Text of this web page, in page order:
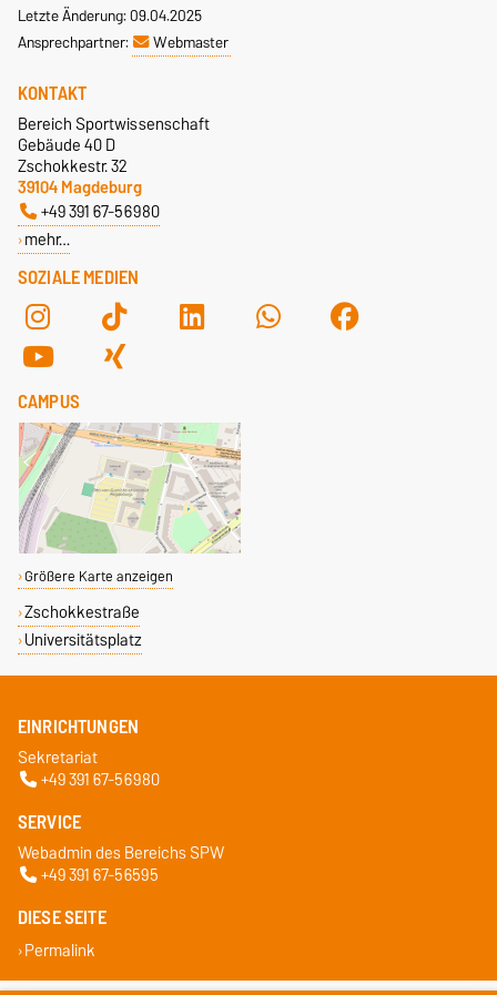
Letzte Änderung: 09.04.2025
Ansprechpartner:
Webmaster
SOZIALE MEDIEN
KONTAKT
Bereich Sportwissenschaft
Gebäude 40 D
Zschokkestr. 32
39104 Magdeburg
+49 391 67-56980
mehr…
CAMPUS
Größere Karte anzeigen
Zschokkestraße
Universitätsplatz
EINRICHTUNGEN
Sekretariat
+49 391 67-56980
SERVICE
Webadmin des Bereichs SPW
+49 391 67-56595
DIESE SEITE
Permalink